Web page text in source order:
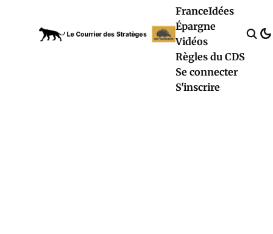
FranceIdées
Épargne
Vidéos
Règles du CDS
Se connecter
S'inscrire